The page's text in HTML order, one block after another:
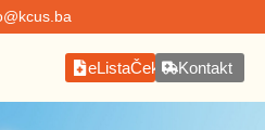
eListaČekanjaKontakt